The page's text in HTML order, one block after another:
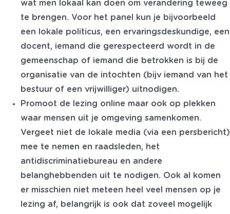
wat men lokaal kan doen om verandering teweeg
te brengen. Voor het panel kun je bijvoorbeeld
een lokale politicus, een ervaringsdeskundige, een
docent, iemand die gerespecteerd wordt in de
gemeenschap of iemand die betrokken is bij de
organisatie van de intochten (bijv iemand van het
bestuur of een vrijwilliger) uitnodigen.
Promoot de lezing online maar ook op plekken
waar mensen uit je omgeving samenkomen.
Vergeet niet de lokale media (via een persbericht)
mee te nemen en raadsleden, het
antidiscriminatiebureau en andere
belanghebbenden uit te nodigen. Ook al komen
er misschien niet meteen heel veel mensen op je
lezing af, belangrijk is ook dat zoveel mogelijk